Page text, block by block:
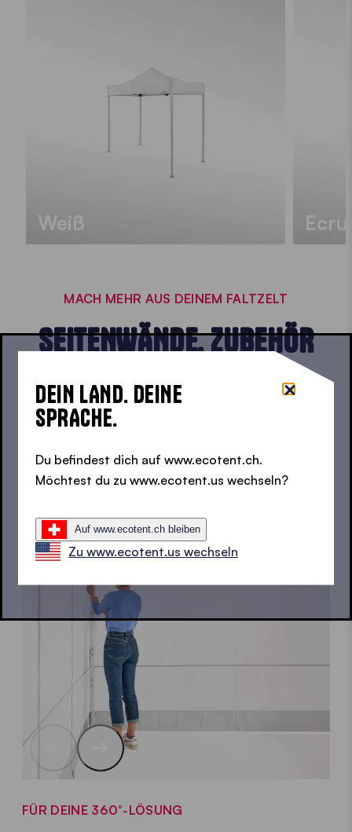
Weiß Ecru
MACH MEHR AUS DEINEM FALTZELT
SEITENWÄNDE, ZUBEHÖR
FÜR DEINE 360°-LÖSUNG
DEIN LAND. DEINE
SPRACHE.
Du befindest dich auf www.ecotent.ch.
Möchtest du zu www.ecotent.us wechseln?
Auf www.ecotent.ch bleiben
Zu www.ecotent.us wechseln